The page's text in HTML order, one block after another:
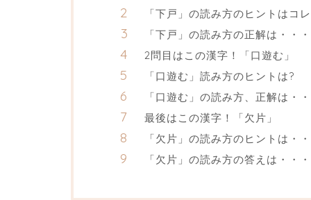
「下戸」の読み方のヒントはコレ
「下戸」の読み方の正解は・・
2問目はこの漢字！「口遊む」
「口遊む」読み方のヒントは?
「口遊む」の読み方、正解は・・
最後はこの漢字！「欠片」
「欠片」の読み方のヒントは・
「欠片」の読み方の答えは・・・